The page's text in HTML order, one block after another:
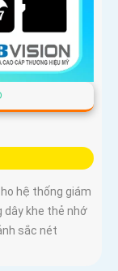
hệ thống giám
dây khe thẻ nhớ
sắc nét